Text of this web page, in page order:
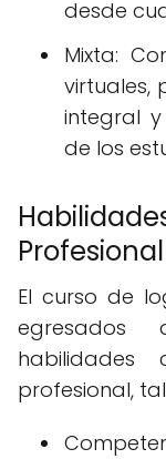
desde
Mixta:
virtuales,
integral
de los
El curso de
egresados
habilidades
profesional,